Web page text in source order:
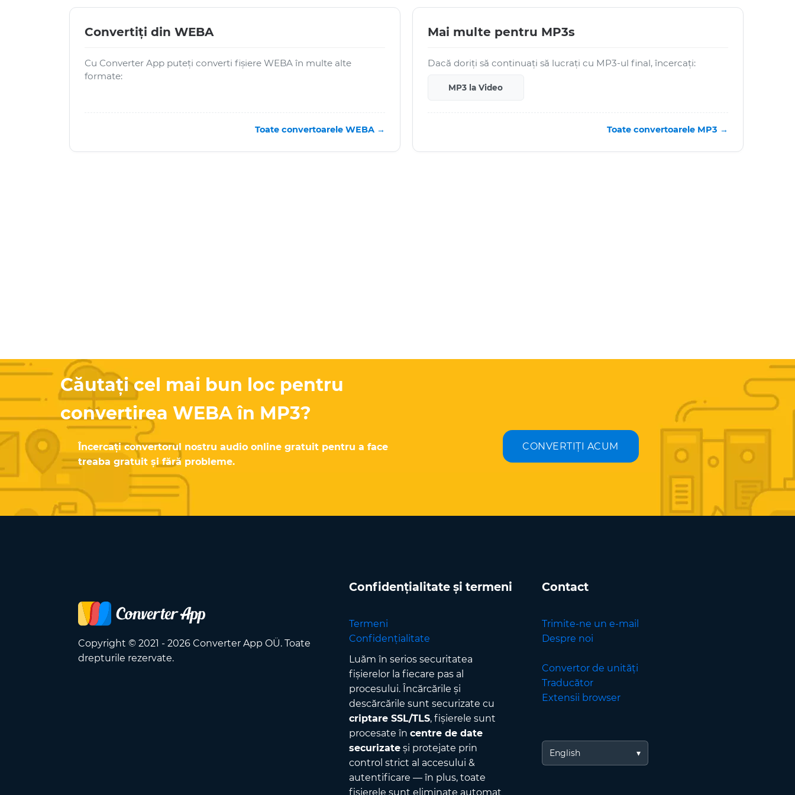
Convertiți din WEBA
Cu Converter App puteți converti fișiere WEBA în multe alte
formate:
Toate convertoarele WEBA →
Mai multe pentru MP3s
Dacă doriți să continuați să lucrați cu MP3-ul final, încercați:
MP3 la Video
Toate convertoarele MP3 →
Căutați cel mai bun loc pentru
convertirea WEBA în MP3?
Încercați convertorul nostru audio online gratuit pentru a face
treaba gratuit și fără probleme.
CONVERTIȚI ACUM
Copyright © 2021 - 2026 Converter App OÜ. Toate
drepturile rezervate.
Confidențialitate și termeni
Termeni
Confidențialitate
Luăm în serios securitatea
fișierelor la fiecare pas al
procesului. Încărcările și
descărcările sunt securizate cu
criptare SSL/TLS, fișierele sunt
procesate în centre de date
securizateși protejate prin
control strict al accesului &
autentificare — în plus, toate
fișierele sunt eliminate automat
Contact
Trimite-ne un e-mail
Despre noi
Convertor de unități
Traducător
Extensii browser
English